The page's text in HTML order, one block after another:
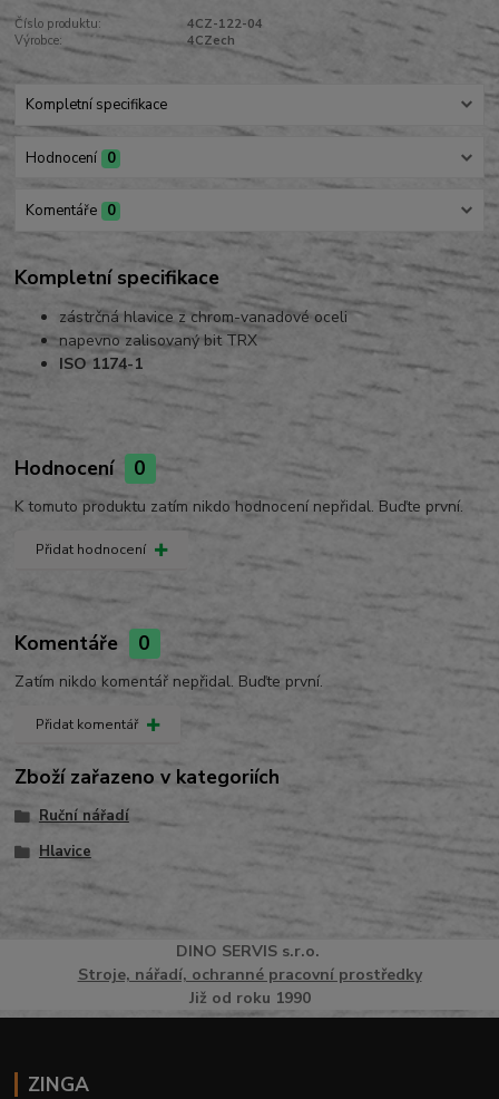
Číslo produktu:
4CZ-122-04
Výrobce:
4CZech
Kompletní specifikace
Hodnocení 0
Komentáře 0
Kompletní specifikace
zástrčná hlavice z chrom-vanadové oceli
napevno zalisovaný bit TRX
ISO 1174-1
Hodnocení 0
K tomuto produktu zatím nikdo hodnocení nepřidal. Buďte první.
Přidat hodnocení
Komentáře 0
Zatím nikdo komentář nepřidal. Buďte první.
Přidat komentář
Zboží zařazeno v kategoriích
Ruční nářadí
Hlavice
DINO SERVISs.r.o.
Stroje, nářadí, ochranné pracovní prostředky
Již od roku 1990
ZINGA